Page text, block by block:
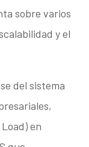
sobre varios
y el
del sistema
en